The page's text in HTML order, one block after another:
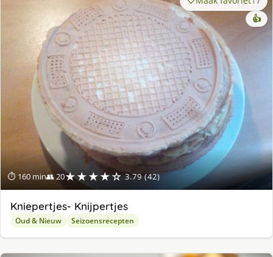
⏱ 160 min👥 20★★★★☆ 3.79 (42)
👍
Kniepertjes- Knijpertjes
Oud & Nieuw Seizoensrecepten